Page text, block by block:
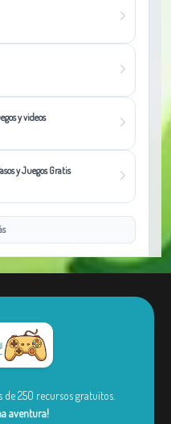
y videos
y Juegos Gratis
250 recursos gratuitos.
aventura!